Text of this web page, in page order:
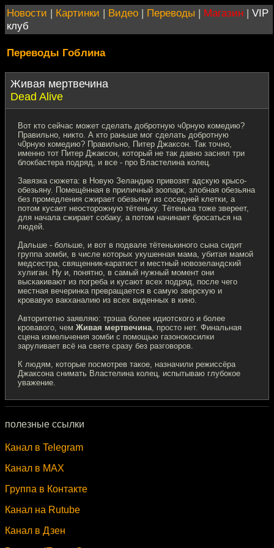
Новости | Картинки | Видео | Переводы | Магазин | VIP
клуб
Переводы Гоблина
Живая мертвечина
Dead Alive
Вот кто сейчас может сделать добротную ч0рную комедию?
Правильно, никто. А кто раньше мог сделать добротную
ч0рную комедию? Правильно, Питер Джаксон. Так точно,
именно тот Питер Джаксон, который не так давно заснял три
блокбастера подряд, и все - про Властелина колец.
Завязка сюжета: в Новую Зеландию привозят адскую крысо-
обезьяну. Помещённая в приличный зоопарк, злобная обезьяна
без промедления сжирает обезьяну из соседней клетки, а
потом кусает неосторожную тётеньку. Тётенька тоже звереет,
для начала сжирает собаку, а потом начинает бросаться на
людей.
Дальше - больше, и вот в подвале тётенькиного сына сидит
группа зомби, в числе которых укушенная мама, убитая мамой
медсестра, священник-каратист и местный новозеландский
хулиган. Ну и, понятно, в самый нужный момент они
выскакивают из погреба и кусают всех подряд, после чего
местная вечеринка превращается в самую зверскую и
кровавую вакханалию из всех виденных в кино.
Авторитетно заявляю: трэша более идиотского и более
кровавого, чем Живая мертвечина , просто нет. Финальная
сцена измельчения зомби с помощью газонокосилки
заруливает всё на свете сразу без разговоров.
К людям, которые посмотрев такое, назначили режиссёра
Джаксона снимать Властелина колец, испытываю глубокое
уважение.
полезные ссылки
Канал в Telegram
Канал в MAX
Группа в Контакте
Канал на Rutube
Канал в Дзен